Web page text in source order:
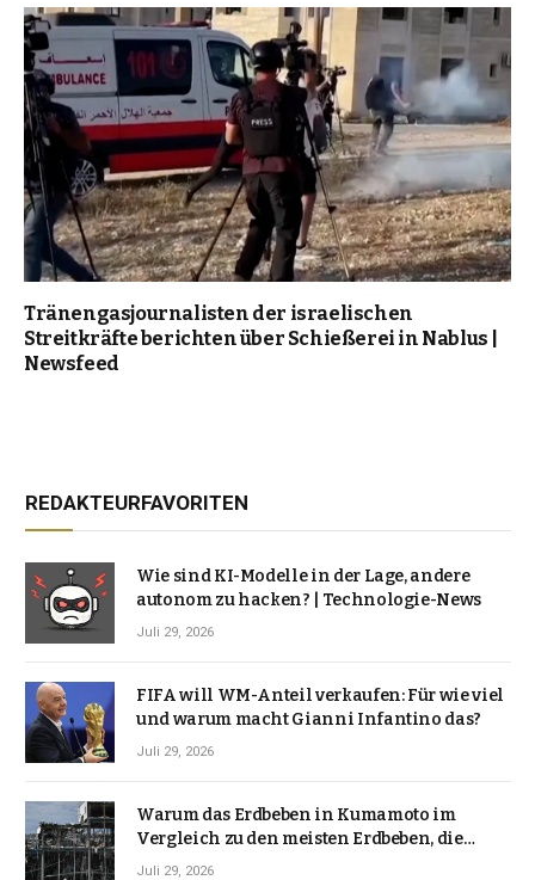
Tränengasjournalisten der israelischen
Streitkräfte berichten über Schießerei in Nablus |
Newsfeed
REDAKTEURFAVORITEN
Wie sind KI-Modelle in der Lage, andere
autonom zu hacken? | Technologie-News
Juli 29, 2026
FIFA will WM-Anteil verkaufen: Für wie viel
und warum macht Gianni Infantino das?
Juli 29, 2026
Warum das Erdbeben in Kumamoto im
Vergleich zu den meisten Erdbeben, die
Japan erschütterten, ungewöhnlich ist
Juli 29, 2026